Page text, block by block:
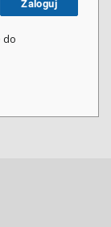
Zaloguj
do